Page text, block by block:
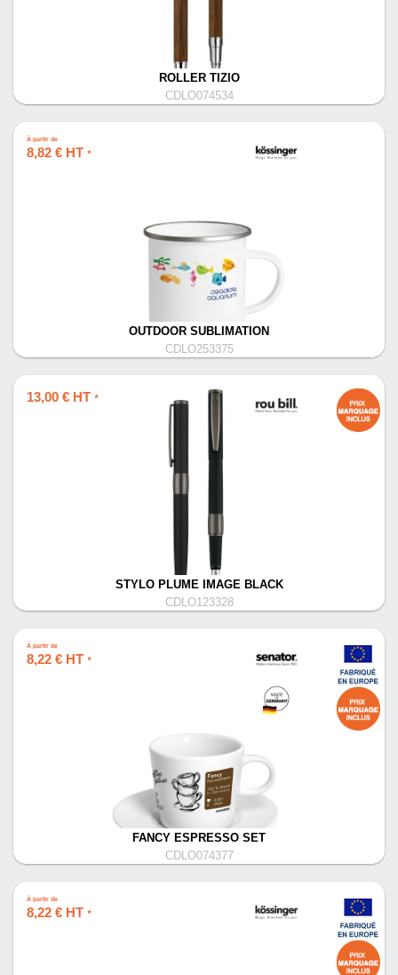
ROLLER TIZIO
CDLO074534
À partir de
8,82 € HT *
OUTDOOR SUBLIMATION
CDLO253375
13,00 € HT *
STYLO PLUME IMAGE BLACK
CDLO123328
À partir de
8,22 € HT *
FANCY ESPRESSO SET
CDLO074377
À partir de
8,22 € HT *